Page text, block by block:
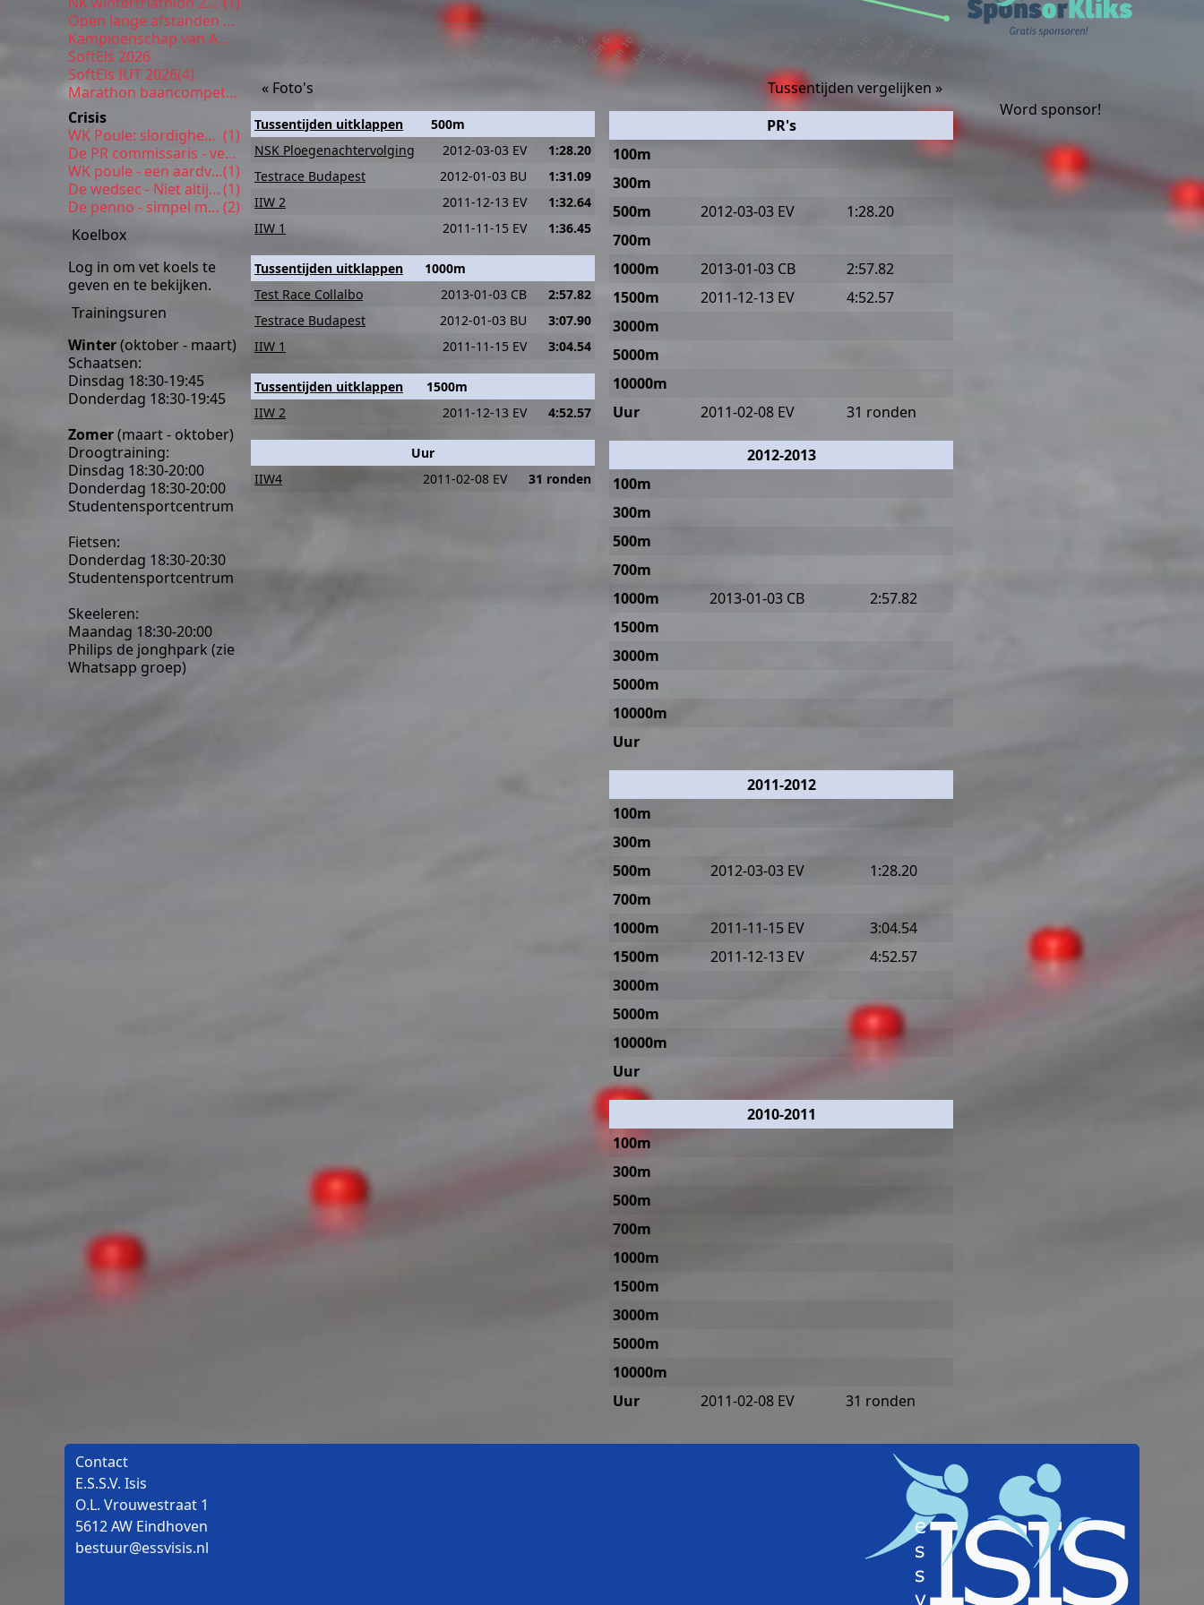
Open lange afstanden 5 km Enschede
Kampioenschap van Amsterdam
SoftEls 2026
SoftEls IUT 2026(4)
Marathon baancompetitie 9
Crisis
WK Poule: slordigheden (1)
De PR commissaris - verrassende inhoud
WK poule - een aardverschuiving(1)
De wedsec - Niet altijd even gezond(1)
De penno - simpel met veel smaak (2)
Koelbox
Log in om vet koels te
geven en te bekijken.
Trainingsuren
Winter(oktober - maart)
Schaatsen:
Dinsdag 18:30-19:45
Donderdag 18:30-19:45
Zomer(maart - oktober)
Droogtraining:
Dinsdag 18:30-20:00
Donderdag 18:30-20:00
Studentensportcentrum
Fietsen:
Donderdag 18:30-20:30
Studentensportcentrum
Skeeleren:
Maandag 18:30-20:00
Philips de jonghpark (zie
Whatsapp groep)
« Foto's Tussentijden vergelijken »
Tussentijden uitklappen
500m
NSK Ploegenachtervolging
2012-03-03 EV 1:28.20
Testrace Budapest
2012-01-03 BU 1:31.09
IIW 2
2011-12-13 EV 1:32.64
IIW 1
2011-11-15 EV 1:36.45
Tussentijden uitklappen
1000m
Test Race Collalbo
2013-01-03 CB 2:57.82
Testrace Budapest
2012-01-03 BU 3:07.90
IIW 1
2011-11-15 EV 3:04.54
Tussentijden uitklappen
1500m
IIW 2
2011-12-13 EV 4:52.57
Uur
IIW4
2011-02-08 EV 31 ronden
PR's
100m
300m
500m
2012-03-03 EV
1:28.20
700m
1000m
2013-01-03 CB
2:57.82
1500m
2011-12-13 EV
4:52.57
3000m
5000m
10000m
Uur
2011-02-08 EV 31 ronden
2012-2013
100m
300m
500m
700m
1000m
2013-01-03 CB
2:57.82
1500m
3000m
5000m
10000m
Uur
2011-2012
100m
300m
500m
2012-03-03 EV
1:28.20
700m
1000m
2011-11-15 EV
3:04.54
1500m
2011-12-13 EV
4:52.57
3000m
5000m
10000m
Uur
2010-2011
100m
300m
500m
700m
1000m
1500m
3000m
5000m
10000m
Uur
2011-02-08 EV 31 ronden
Word sponsor!
Contact
E.S.S.V. Isis
O.L. Vrouwestraat 1
5612 AW Eindhoven
bestuur@essvisis.nl